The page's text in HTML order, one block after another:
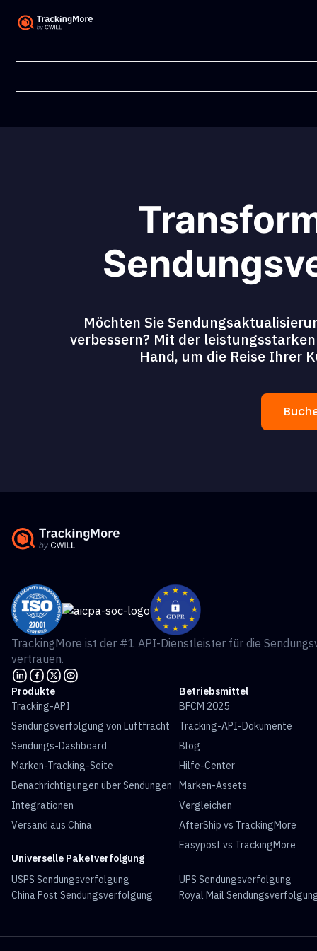
Möchten Sie
verbessern? Mit der
Hand, um die Reise Ihrer
TrackingMore ist der #1 API-Dienstleister für die
vertrauen.
Produkte
Tracking-API
Sendungsverfolgung von Luftfracht
Sendungs-Dashboard
Marken-Tracking-Seite
Benachrichtigungen über Sendungen
Integrationen
Versand aus China
Betriebsmittel
BFCM 2025
Tracking-API-Dokumente
Blog
Hilfe-Center
Marken-Assets
Vergleichen
AfterShip vs TrackingMore
Easypost vs TrackingMore
Universelle Paketverfolgung
USPS Sendungsverfolgung
UPS Sendungsverfolgung
China Post Sendungsverfolgung
Royal Mail